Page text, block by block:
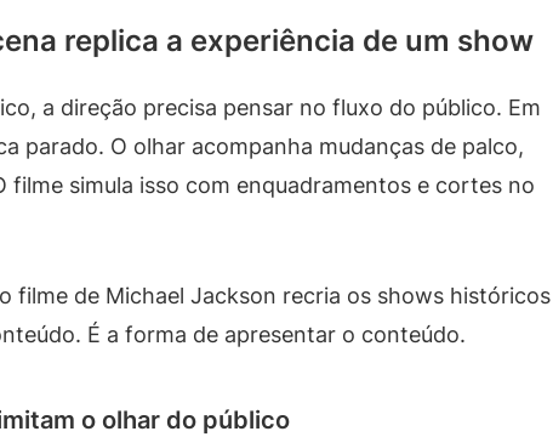
replica a experiência de um show
a direção precisa pensar no fluxo do público. Em
parado. O olhar acompanha mudanças de palco,
filme simula isso com enquadramentos e cortes no
filme de Michael Jackson recria os shows históricos
É a forma de apresentar o conteúdo.
o olhar do público